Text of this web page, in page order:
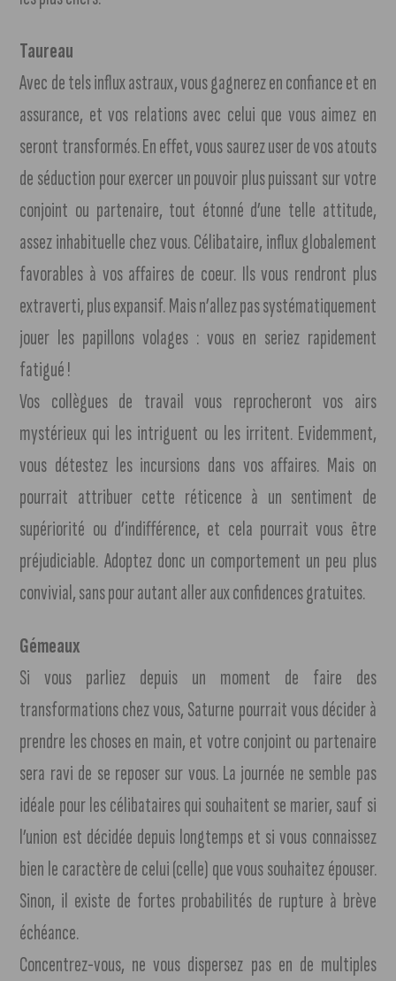
Taureau
Avec de tels influx astraux, vous gagnerez en confiance et en
assurance, et vos relations avec celui que vous aimez en
seront transformés. En effet, vous saurez user de vos atouts
de séduction pour exercer un pouvoir plus puissant sur votre
conjoint ou partenaire, tout étonné d’une telle attitude,
assez inhabituelle chez vous. Célibataire, influx globalement
favorables à vos affaires de coeur. Ils vous rendront plus
extraverti, plus expansif. Mais n’allez pas systématiquement
jouer les papillons volages : vous en seriez rapidement
fatigué !
Vos collègues de travail vous reprocheront vos airs
mystérieux qui les intriguent ou les irritent. Evidemment,
vous détestez les incursions dans vos affaires. Mais on
pourrait attribuer cette réticence à un sentiment de
supériorité ou d’indifférence, et cela pourrait vous être
préjudiciable. Adoptez donc un comportement un peu plus
convivial, sans pour autant aller aux confidences gratuites.
Gémeaux
Si vous parliez depuis un moment de faire des
transformations chez vous, Saturne pourrait vous décider à
prendre les choses en main, et votre conjoint ou partenaire
sera ravi de se reposer sur vous. La journée ne semble pas
idéale pour les célibataires qui souhaitent se marier, sauf si
l’union est décidée depuis longtemps et si vous connaissez
bien le caractère de celui (celle) que vous souhaitez épouser.
Sinon, il existe de fortes probabilités de rupture à brève
échéance.
Concentrez-vous, ne vous dispersez pas en de multiples